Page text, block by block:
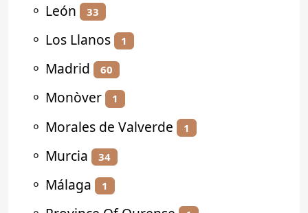
⚬ León 33
⚬ Los Llanos 1
⚬ Madrid 60
⚬ Monòver 1
⚬ Morales de Valverde 1
⚬ Murcia 34
⚬ Málaga 1